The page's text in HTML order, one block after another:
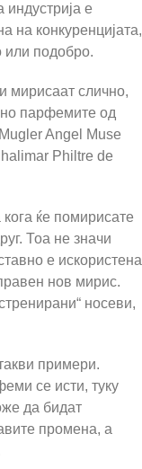
индустрија е
на конкуренцијата,
или подобро.
мирисаат слично,
парфемите од
Angel Muse
Philtre de
ќе помирисате
Тоа не значи
е искористена
нов мирис.
носеви,
примери.
се исти, туку
да бидат
промена, а